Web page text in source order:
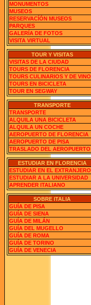
MONUMENTOS
MUSEOS
RESERVACÍÓN MUSEOS
PARQUES
GALERÍA DE FOTOS
VISITA VIRTUAL
TOUR Y VISITAS
VISITAS DE LA CIUDAD
TOURS DE FLORENCIA
TOURS CULINARIOS Y DE VINO
TOURS EN BICICLETA
TOUR EN SEGWAY
TRANSPORTE
TRANSPORTE
ALQUILA UNA BICICLETA
ALQUILA UN COCHE
AEROPUERTO DE FLORENCIA
AEROPUERTO DE PISA
TRASLADO DEL AEROPUERTO
ESTUDIAR EN FLORENCIA
ESTUDIAR EN EL EXTRANJERO
ESTUDIAR A LA UNIVERSIDAD
APRENDER ITALIANO
SOBRE ITALIA
GUÍA DE PISA
GUÍA DE SIENA
GUÍA DE MILÁN
GUÍA DEL MUGELLO
GUÍA DE ROMA
GUÍA DE TORINO
GUÍA DE VENECIA